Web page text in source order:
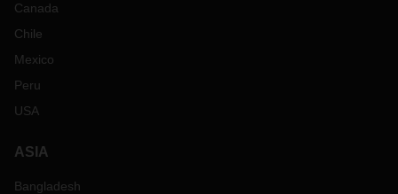
Canada
Chile
Mexico
Peru
USA
ASIA
Bangladesh